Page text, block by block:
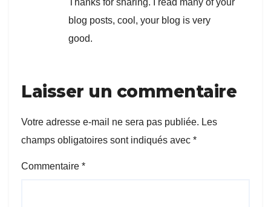
Thanks for sharing. I read many of your
blog posts, cool, your blog is very
good.
Laisser un commentaire
Votre adresse e-mail ne sera pas publiée. Les
champs obligatoires sont indiqués avec *
Commentaire *